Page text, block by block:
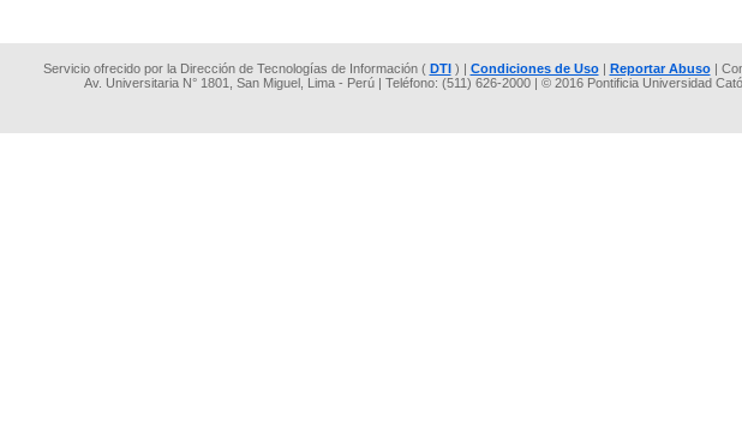
Servicio ofrecido por la Dirección de Tecnologías de Información ( DTI) | Condiciones de Uso| Reportar Abuso|
Av. Universitaria N° 1801, San Miguel, Lima - Perú | Teléfono: (511) 626-2000 | © 2016 Pontificia Universidad